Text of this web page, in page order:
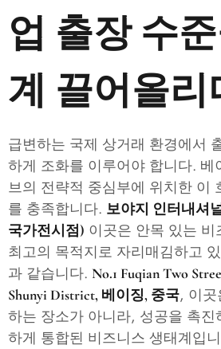
업 출장 수
계 끌어올리
급변하는 국제 상거래 환경에서
하게 조화를 이루어야 합니다. 베
브의 전략적 중심부에 위치한 이
를 충족합니다. 보야지 인터내셔
국가전시점) 이곳은 안목 있는
최고의 목적지로 자리매김하고
과 같습니다. No.1 Fuqian Two
Shunyi District, 베이징, 중국, 이곳
하는 장소가 아니라, 성공을 촉진
하게 통합된 비즈니스 생태계입